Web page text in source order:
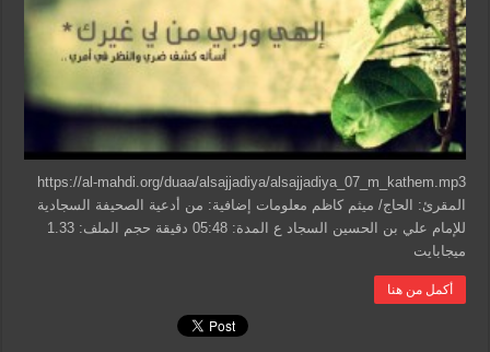
https://al-mahdi.org/duaa/alsajjadiya/alsajjadiya_07_m_kathem.mp3
المقرئ: الحاج/ ميثم كاظم معلومات إضافية: من أدعية الصحيفة السجادية
للإمام علي بن الحسين السجاد ع المدة: 05:48 دقيقة حجم الملف: 1.33
ميجابايت
أكمل من هنا